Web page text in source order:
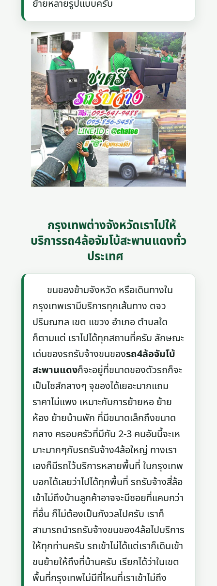
ย้ายหลายรูปแบบครับ
กรุงเทพต่างจังหวัดเราไปให้
บริการรถ4ล้อจัมโบ้สะพานแดงทั่ว
ประเทศ
ขนของข้ามจังหวัด หรือเดินทางใน
กรุงเทพเรามีบริการทุกเส้นทาง ตจว
ปริมณฑล เขต แขวง อำเภอ ตำบลใด
ก็ตามแต่ เราไปได้ทุกสถานที่ครับ ลักษณะ
เด่นของรถรับจ้างขนของรถ4ล้อจัมโบ้
สะพานแดงก็จะอยู่ที่ขนาดของตัวรถก็จะ
เป็นไซส์กลางๆ จุของได้เยอะมากแถม
ราคาไม่แพง เหมาะกับการย้ายหอ ย้าย
ห้อง ย้ายบ้านพัก ที่มีขนาดเล็กถึงขนาด
กลาง ครอบครัวที่มีกัน 2-3 คนอันนี้จะเห
มาะมากๆกับรถรับจ้าง4ล้อใหญ่ ทางเรา
เองก็มีรถไว้บริการหลายพื้นที่ ในกรุงเทพ
บอกได้เลยว่าไปได้ทุกพื้นที่ รถรับจ้างสี่ล้อ
เข้าไม่ถึงบ้านลูกค้าอาจจะมีซอยที่แคบกว่า
ที่อื่น ก็ไม่ต้องเป็นกังวลไปครับ เราก็
สามารถนำรถรับจ้างขนของ4ล้อไปบริการ
ให้ทุกท่านครับ รถเข้าไม่ได้แต่เราก็เดินเข้า
ขนย้ายให้ถึงที่บ้านครับ เรียกได้ว่าในเขต
พื้นที่กรุงเทพไม่มีที่ไหนที่เราเข้าไม่ถึง